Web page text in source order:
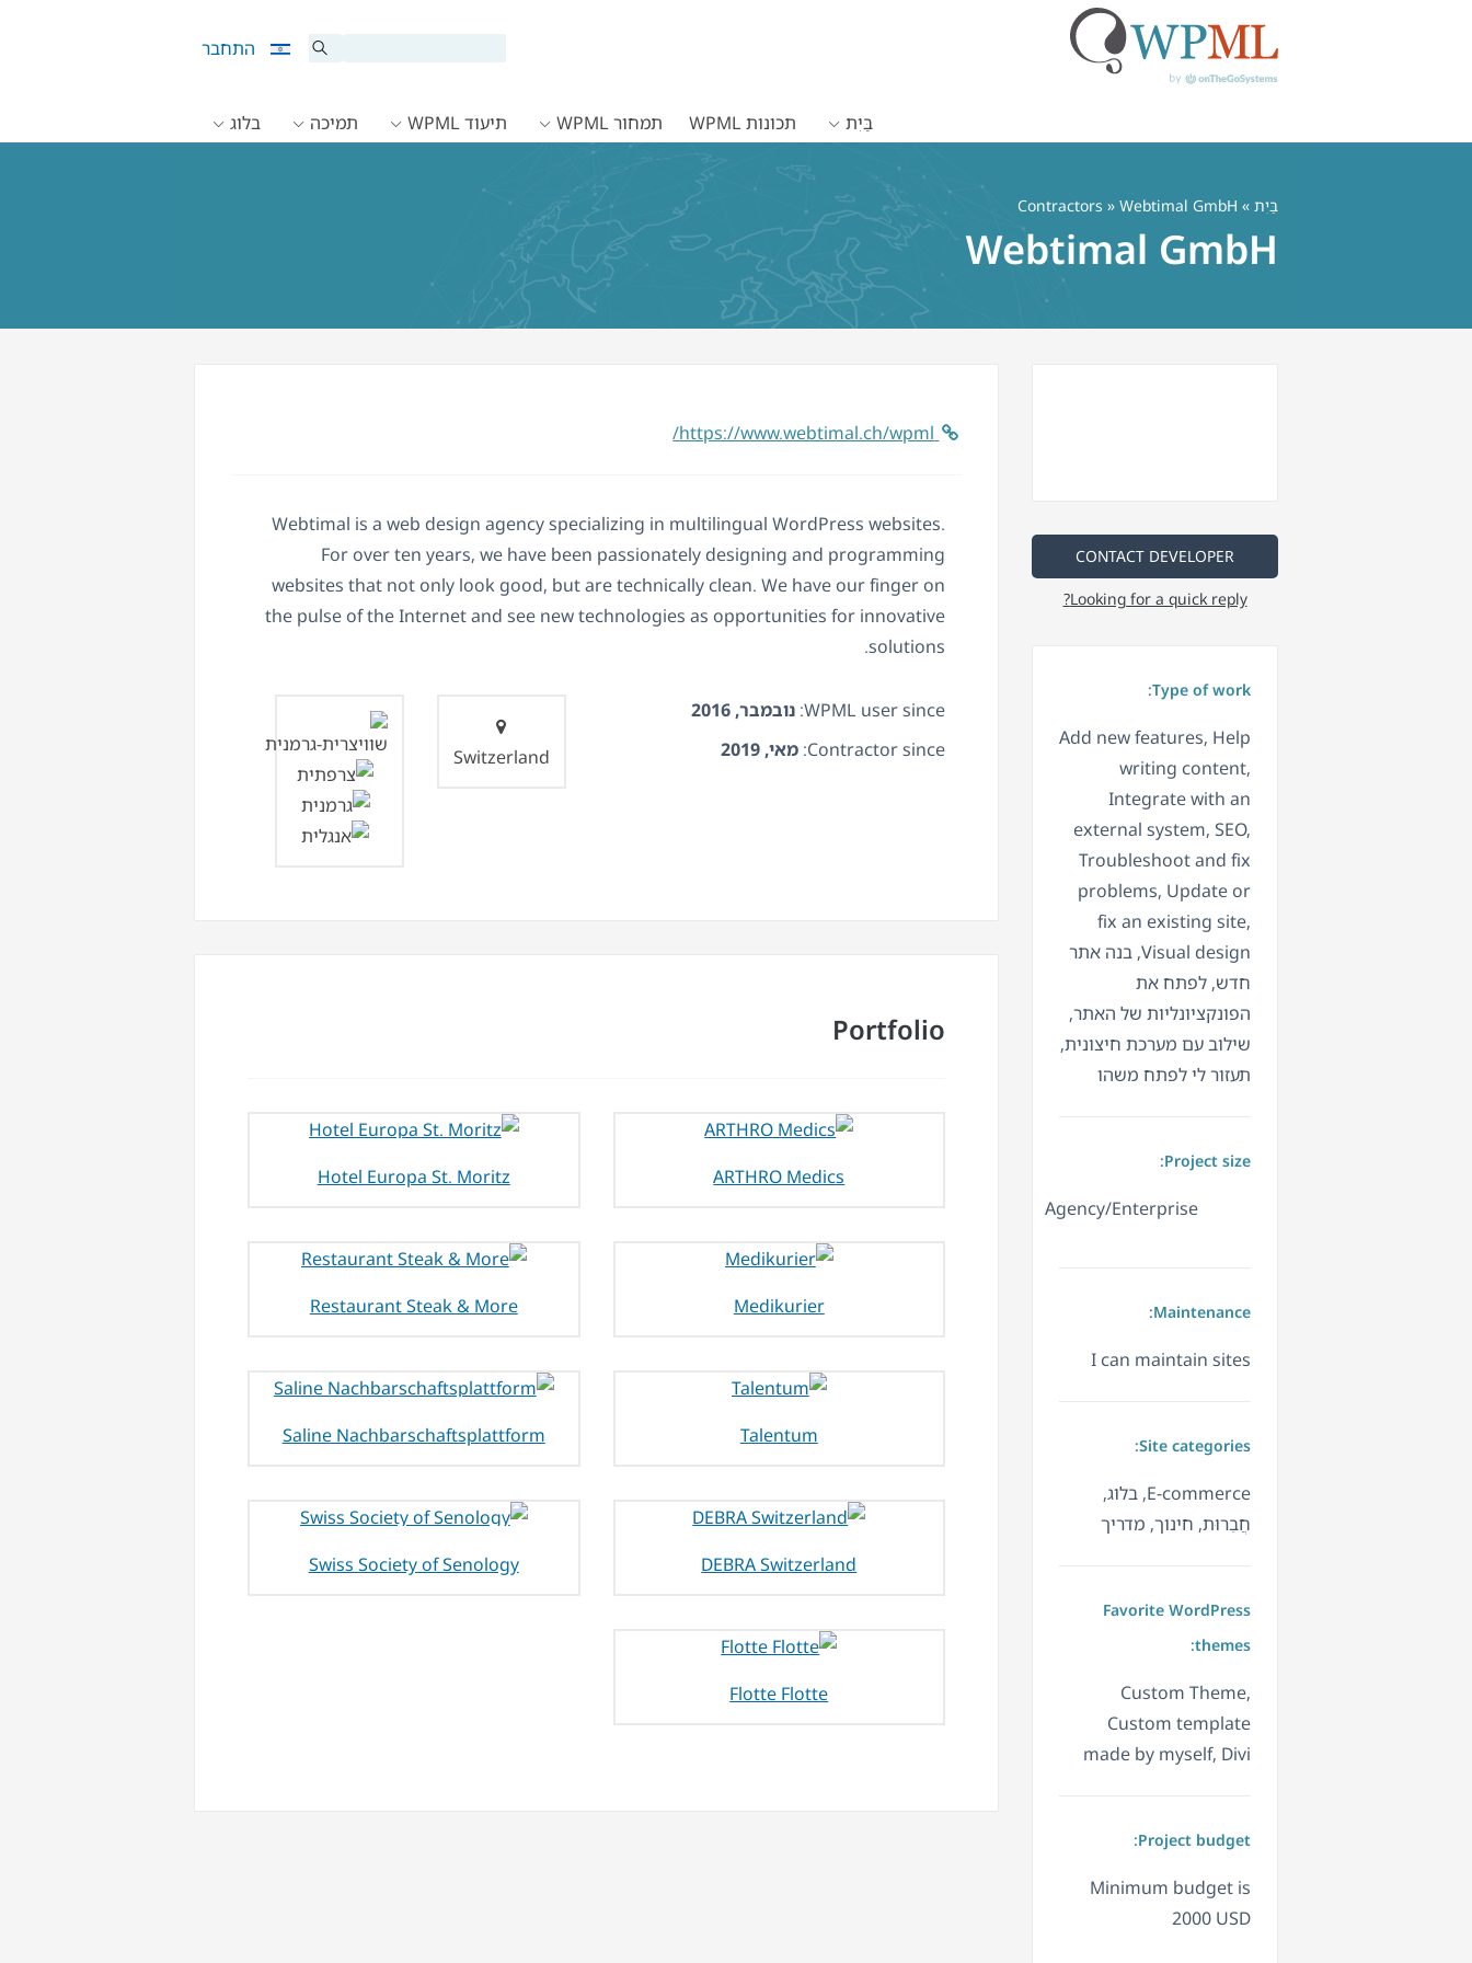
התחבר
בַּיִת תכונות WPML תמחור WPML תיעוד WPML תמיכה בלוג
בַּיִת »
Contractors » Webtimal GmbH
Webtimal GmbH
CONTACT DEVELOPER
Looking for a quick reply?
Type of work:
Add new features, Help
writing content,
Integrate with an
external system, SEO,
Troubleshoot and fix
problems, Update or
fix an existing site,
Visual design, בנה אתר
חדש, לפתח את
הפונקציונליות של האתר,
שילוב עם מערכת חיצונית,
תעזור לי לפתח משהו
Project size:
Agency/Enterprise
Maintenance:
I can maintain sites
Site categories:
E-commerce, בלוג,
חֲבֵרוּת, חינוך, מדריך
Favorite WordPress
themes:
Custom Theme,
Custom template
made by myself, Divi
Project budget:
Minimum budget is
2000 USD
Webtimal is a web design agency specializing in multilingual WordPress websites.
For over ten years, we have been passionately designing and programming
websites that not only look good, but are technically clean. We have our finger on
the pulse of the Internet and see new technologies as opportunities for innovative
solutions.
WPML user since: נובמבר, 2016
Contractor since: מאי, 2019 Switzerland
Portfolio
ARTHRO Medics
Hotel Europa St. Moritz
Medikurier
Restaurant Steak & More
Talentum
Saline Nachbarschaftsplattform
DEBRA Switzerland
Swiss Society of Senology
Flotte Flotte